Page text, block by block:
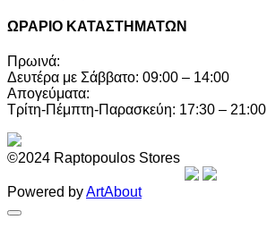
ΩΡΑΡΙΟ ΚΑΤΑΣΤΗΜΑΤΩΝ
Πρωινά:
Δευτέρα με Σάββατο: 09:00 – 14:00
Απογεύματα:
Τρίτη-Πέμπτη-Παρασκεύη: 17:30 – 21:00
©2024 Raptopoulos Stores
Powered byArtAbout